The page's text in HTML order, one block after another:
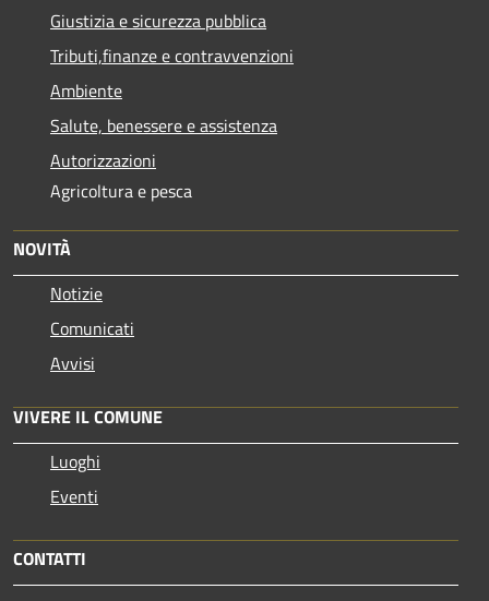
Giustizia e sicurezza pubblica
Tributi,finanze e contravvenzioni
Ambiente
Salute, benessere e assistenza
Autorizzazioni
Agricoltura e pesca
NOVITÀ
Notizie
Comunicati
Avvisi
VIVERE IL COMUNE
Luoghi
Eventi
CONTATTI